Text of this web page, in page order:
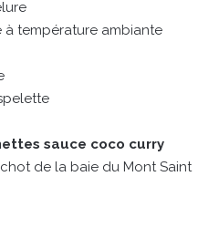
température ambiante
sauce coco curry
de la baie du Mont Saint